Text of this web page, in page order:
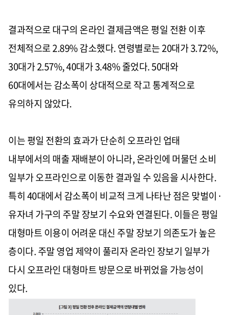
결과적으로 대구의 온라인 결제금액은 평일 전환 이후
전체적으로 2.89% 감소했다. 연령별로는 20대가 3.72%,
30대가 2.57%, 40대가 3.48% 줄었다. 50대와
60대에서는 감소폭이 상대적으로 작고 통계적으로
유의하지 않았다.
이는 평일 전환의 효과가 단순히 오프라인 업태
내부에서의 매출 재배분이 아니라, 온라인에 머물던 소비
일부가 오프라인으로 이동한 결과일 수 있음을 시사한다.
특히 40대에서 감소폭이 비교적 크게 나타난 점은 맞벌이·
유자녀 가구의 주말 장보기 수요와 연결된다. 이들은 평일
대형마트 이용이 어려운 대신 주말 장보기 의존도가 높은
층이다. 주말 영업 제약이 풀리자 온라인 장보기 일부가
다시 오프라인 대형마트 방문으로 바뀌었을 가능성이
있다.